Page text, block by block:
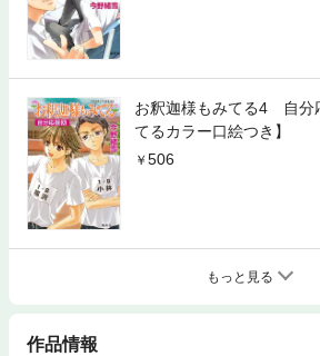
お釈迦様もみてる4 自分
てるカラー口絵つき】
506
もっと見る
作品情報